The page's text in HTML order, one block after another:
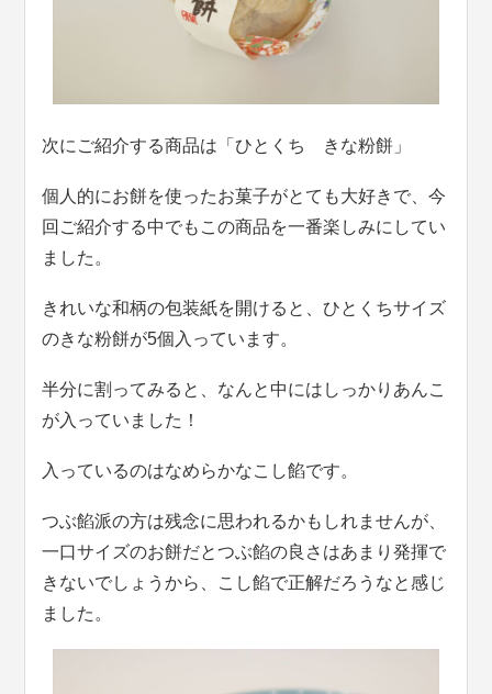
次にご紹介する商品は「ひとくち きな粉餅」
個人的にお餅を使ったお菓子がとても大好きで、今
回ご紹介する中でもこの商品を一番楽しみにしてい
ました。
きれいな和柄の包装紙を開けると、ひとくちサイズ
のきな粉餅が5個入っています。
半分に割ってみると、なんと中にはしっかりあんこ
が入っていました！
入っているのはなめらかなこし餡です。
つぶ餡派の方は残念に思われるかもしれませんが、
一口サイズのお餅だとつぶ餡の良さはあまり発揮で
きないでしょうから、こし餡で正解だろうなと感じ
ました。